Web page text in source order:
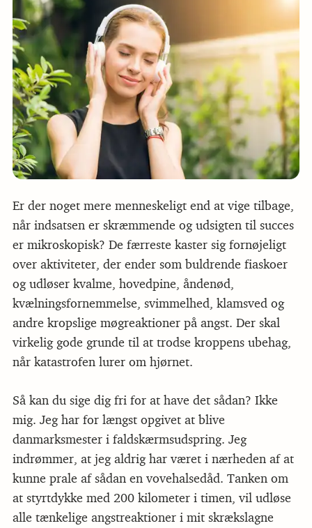
Er der noget mere menneskeligt end at vige tilbage,
når indsatsen er skræmmende og udsigten til succes
er mikroskopisk? De færreste kaster sig fornøjeligt
over aktiviteter, der ender som buldrende fiaskoer
og udløser kvalme, hovedpine, åndenød,
kvælningsfornemmelse, svimmelhed, klamsved og
andre kropslige møgreaktioner på angst. Der skal
virkelig gode grunde til at trodse kroppens ubehag,
når katastrofen lurer om hjørnet.
Så kan du sige dig fri for at have det sådan? Ikke
mig. Jeg har for længst opgivet at blive
danmarksmester i faldskærmsudspring. Jeg
indrømmer, at jeg aldrig har været i nærheden af at
kunne prale af sådan en vovehalsedåd. Tanken om
at styrtdykke med 200 kilometer i timen, vil udløse
alle tænkelige angstreaktioner i mit skrækslagne